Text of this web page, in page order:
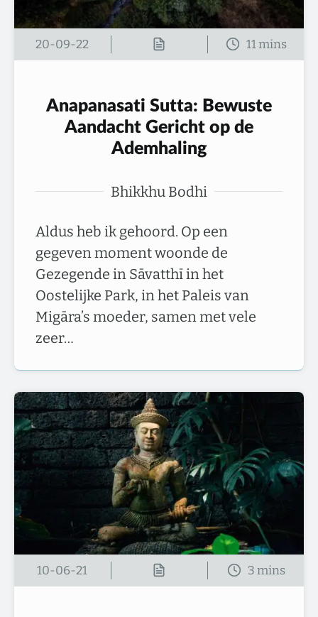
20-09-22
Anapanasati Sutta: Bewuste
Aandacht Gericht op de
Ademhaling
Bhikkhu Bodhi
Aldus heb ik gehoord. Op een
gegeven moment woonde de
Gezegende in Sāvatthī in het
Oostelijke Park, in het Paleis van
Migāra’s moeder, samen met vele
zeer…
10-06-21